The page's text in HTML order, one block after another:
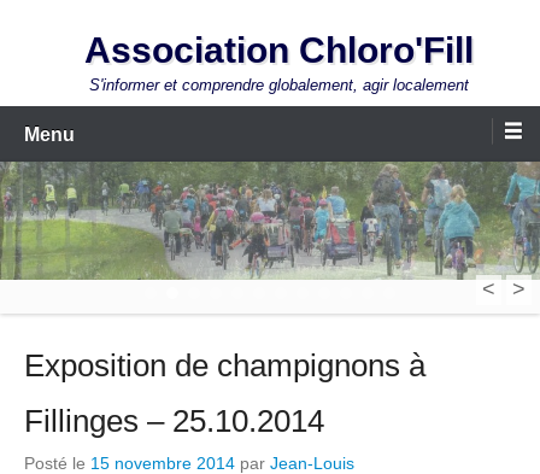
Association Chloro'Fill
S'informer et comprendre globalement, agir localement
Menu
< >
Exposition de champignons à
Fillinges – 25.10.2014
Posté le 15 novembre 2014 par Jean-Louis